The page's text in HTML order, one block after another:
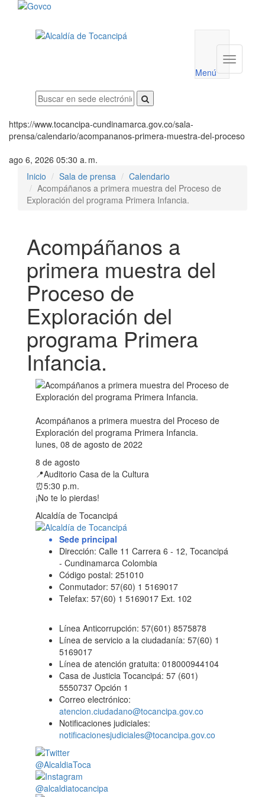
utilidades
Menú
Menú
https://www.tocancipa-cundinamarca.gov.co/sala-
prensa/calendario/acompananos-primera-muestra-del-proceso
ago 6, 2026 05:30 a. m.
Inicio
Sala de prensa
Calendario
Acompáñanos a primera muestra del Proceso de
Exploración del programa Primera Infancia.
Acompáñanos a
primera muestra del
Proceso de
Exploración del
programa Primera
Infancia.
Acompáñanos a primera muestra del Proceso de
Exploración del programa Primera Infancia.
lunes, 08 de agosto de 2022
8 de agosto
📍Auditorio Casa de la Cultura
⏰5:30 p.m.
¡No te lo pierdas!
Alcaldía de Tocancipá
Sede principal
Dirección: Calle 11 Carrera 6 - 12, Tocancipá
- Cundinamarca Colombia
Código postal: 251010
Conmutador: 57(60) 1 5169017
Telefax: 57(60) 1 5169017 Ext. 102
Línea Anticorrupción: 57(601) 8575878
Línea de servicio a la ciudadanía: 57(60) 1
5169017
Línea de atención gratuita: 018000944104
Casa de Justicia Tocancipá: 57 (601)
5550737 Opción 1
Correo electrónico:
atencion.ciudadano@tocancipa.gov.co
Notificaciones judiciales:
notificacionesjudiciales@tocancipa.gov.co
@AlcaldiaToca
@alcaldiatocancipa